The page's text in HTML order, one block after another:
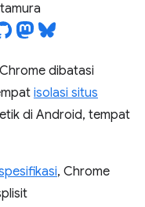
dibatasi
isolasi situs
di Android, tempat
, Chrome